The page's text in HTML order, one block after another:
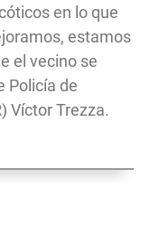
en lo que
estamos
el vecino se
Policía de
Víctor Trezza.